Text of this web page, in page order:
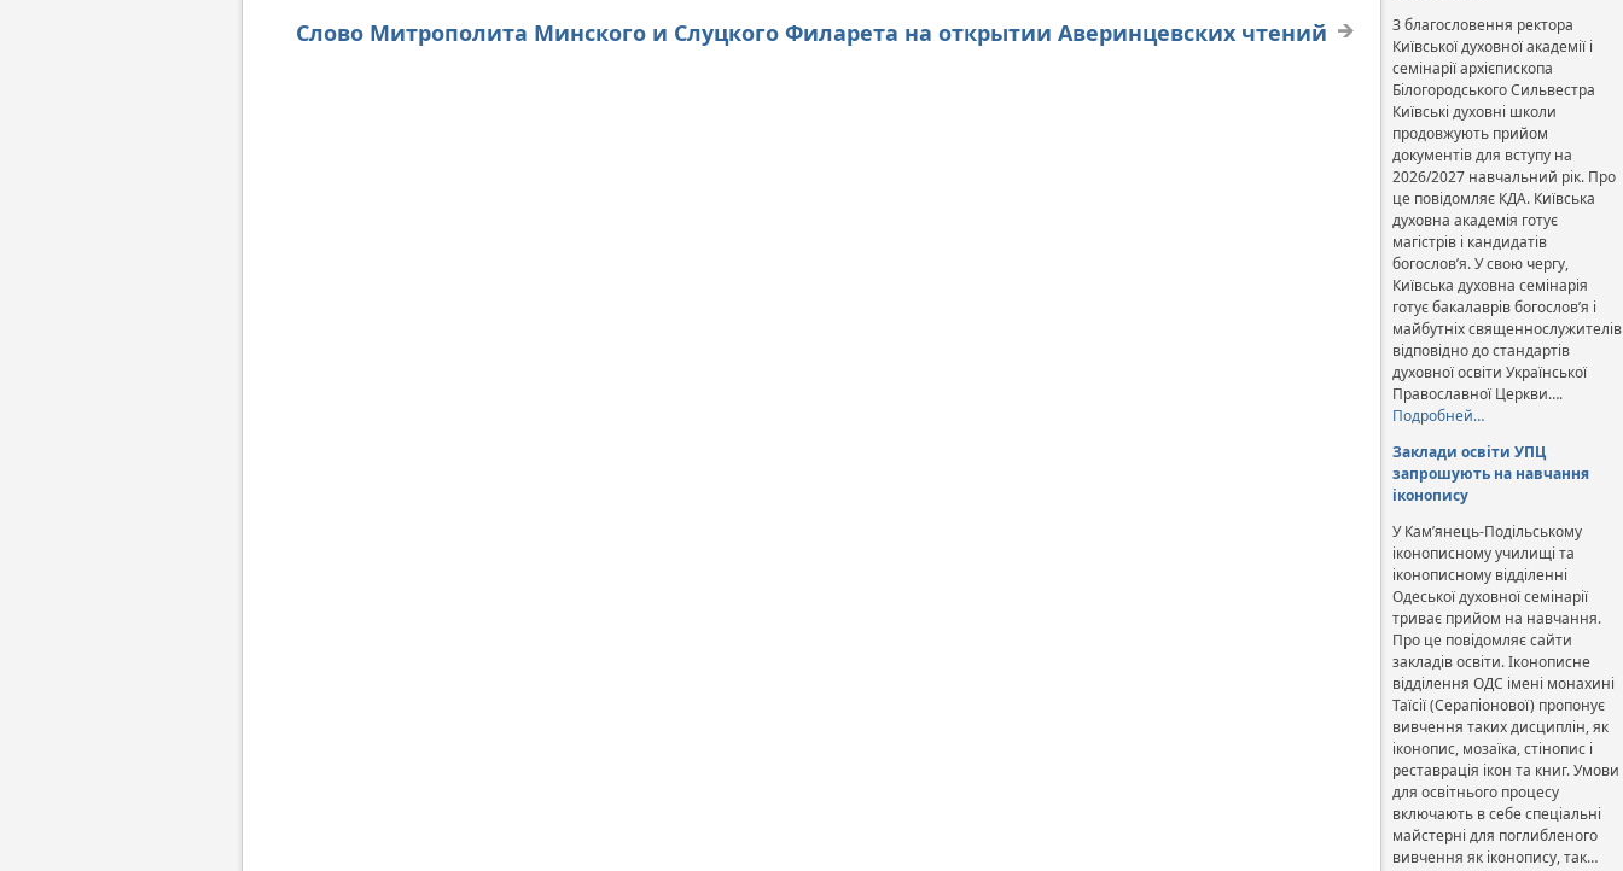
Слово Митрополита Минского и Слуцкого Филарета на открытии Аверинцевских чтений
З благословення ректора
Київської духовної академії і
семінарії архієпископа
Білогородського Сильвестра
Київські духовні школи
продовжують прийом
документів для вступу на
2026/2027 навчальний рік. Про
це повідомляє КДА. Київська
духовна академія готує
магістрів і кандидатів
богослов’я. У свою чергу,
Київська духовна семінарія
готує бакалаврів богослов’я і
майбутніх священнослужителів
відповідно до стандартів
духовної освіти Української
Православної Церкви….
Подробней…
Заклади освіти УПЦ
запрошують на навчання
іконопису
У Кам’янець-Подільському
іконописному училищі та
іконописному відділенні
Одеської духовної семінарії
триває прийом на навчання.
Про це повідомляє сайти
закладів освіти. Іконописне
відділення ОДС імені монахині
Таїсії (Серапіонової) пропонує
вивчення таких дисциплін, як
іконопис, мозаїка, стінопис і
реставрація ікон та книг. Умови
для освітнього процесу
включають в себе спеціальні
майстерні для поглибленого
вивчення як іконопису, так…